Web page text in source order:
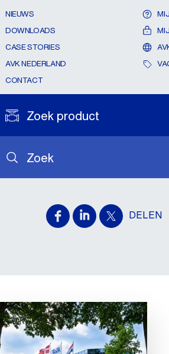
Zoek
Zoek product
NIEUWS
DOWNLOADS
CASE STORIES
AVK NEDERLAND
CONTACT
DELEN